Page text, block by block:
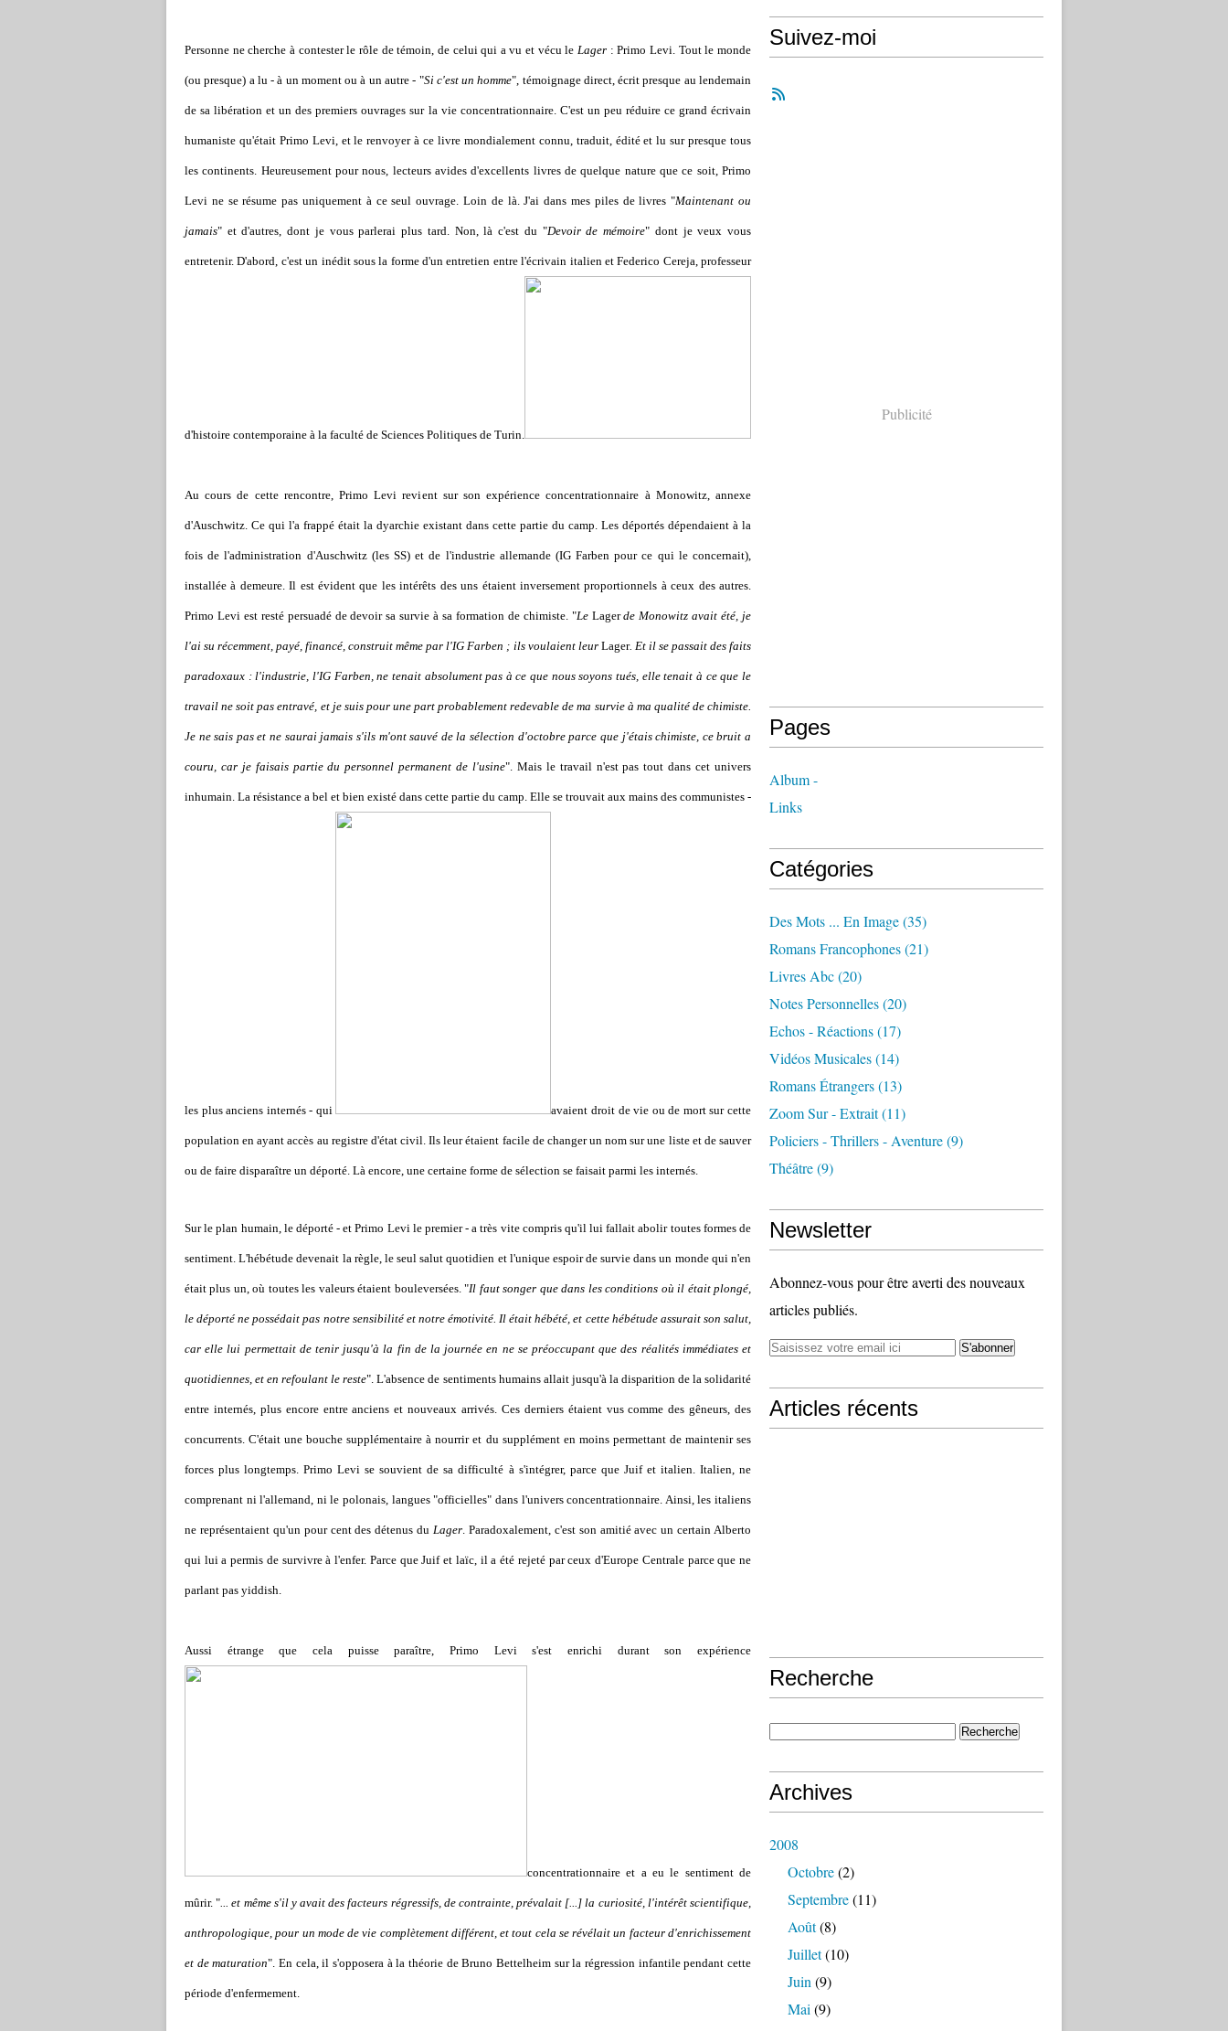
Personne ne cherche à contester le rôle de témoin, de celui qui a vu et vécu leLager : Primo Levi. Tout le monde
(ou presque) a lu - à un moment ou à un autre - "Si c'est un homme", témoignage direct, écrit presque au lendemain
de sa libération et un des premiers ouvrages sur la vie concentrationnaire. C'est un peu réduire ce grand écrivain
humaniste qu'était Primo Levi, et le renvoyer à ce livre mondialement connu, traduit, édité et lu sur presque tous
les continents. Heureusement pour nous, lecteurs avides d'excellents livres de quelque nature que ce soit, Primo
Levi ne se résume pas uniquement à ce seul ouvrage. Loin de là. J'ai dans mes piles de livres "Maintenant ou
jamais" et d'autres, dont je vous parlerai plus tard. Non, là c'est du "Devoir de mémoire" dont je veux vous
entretenir. D'abord, c'est un inédit sous la forme d'un entretien entre l'écrivain italien et Federico Cereja, professeur
d'histoire contemporaine à la faculté de Sciences Politiques de Turin.
Au cours de cette rencontre, Primo Levi revient sur son expérience concentrationnaire à Monowitz, annexe
d'Auschwitz. Ce qui l'a frappé était la dyarchie existant dans cette partie du camp. Les déportés dépendaient à la
fois de l'administration d'Auschwitz (les SS) et de l'industrie allemande (IG Farben pour ce qui le concernait),
installée à demeure. Il est évident que les intérêts des uns étaient inversement proportionnels à ceux des autres.
Primo Levi est resté persuadé de devoir sa survie à sa formation de chimiste. "LeLagerde Monowitz avait été, je
l'ai su récemment, payé, financé, construit même par l'IG Farben ; ils voulaient leurLager. Et il se passait des faits
paradoxaux : l'industrie, l'IG Farben, ne tenait absolument pas à ce que nous soyons tués, elle tenait à ce que le
travail ne soit pas entravé, et je suis pour une part probablement redevable de ma survie à ma qualité de chimiste.
Je ne sais pas et ne saurai jamais s'ils m'ont sauvé de la sélection d'octobre parce que j'étais chimiste, ce bruit a
couru, car je faisais partie du personnel permanent de l'usine". Mais le travail n'est pas tout dans cet univers
inhumain. La résistance a bel et bien existé dans cette partie du camp. Elle se trouvait aux mains des communistes -
les plus anciens internés - qui avaient droit de vie ou de mort sur cette
population en ayant accès au registre d'état civil. Ils leur étaient facile de changer un nom sur une liste et de sauver
ou de faire disparaître un déporté. Là encore, une certaine forme de sélection se faisait parmi les internés.
Sur le plan humain, le déporté - et Primo Levi le premier - a très vite compris qu'il lui fallait abolir toutes formes de
sentiment. L'hébétude devenait la règle, le seul salut quotidien et l'unique espoir de survie dans un monde qui n'en
était plus un, où toutes les valeurs étaient bouleversées. "Il faut songer que dans les conditions où il était plongé,
le déporté ne possédait pas notre sensibilité et notre émotivité. Il était hébété, et cette hébétude assurait son salut,
car elle lui permettait de tenir jusqu'à la fin de la journée en ne se préoccupant que des réalités immédiates et
quotidiennes, et en refoulant le reste". L'absence de sentiments humains allait jusqu'à la disparition de la solidarité
entre internés, plus encore entre anciens et nouveaux arrivés. Ces derniers étaient vus comme des gêneurs, des
concurrents. C'était une bouche supplémentaire à nourrir et du supplément en moins permettant de maintenir ses
forces plus longtemps. Primo Levi se souvient de sa difficulté à s'intégrer, parce que Juif et italien. Italien, ne
comprenant ni l'allemand, ni le polonais, langues "officielles" dans l'univers concentrationnaire. Ainsi, les italiens
ne représentaient qu'un pour cent des détenus du Lager. Paradoxalement, c'est son amitié avec un certain Alberto
qui lui a permis de survivre à l'enfer. Parce que Juif et laïc, il a été rejeté par ceux d'Europe Centrale parce que ne
parlant pas yiddish.
Aussi étrange que cela puisse paraître, Primo Levi s'est enrichi durant son expérience
concentrationnaire et a eu le sentiment de
mûrir. "... et même s'il y avait des facteurs régressifs, de contrainte, prévalait [...] la curiosité, l'intérêt scientifique,
anthropologique, pour un mode de vie complètement différent, et tout cela se révélait un facteur d'enrichissement
et de maturation". En cela, il s'opposera à la théorie de Bruno Bettelheim sur la régression infantile pendant cette
période d'enfermement.
Suivez-moi
Publicité
Pages
Album -
Links
Catégories
Des Mots ... En Image(35)
Romans Francophones(21)
Livres Abc(20)
Notes Personnelles(20)
Echos - Réactions(17)
Vidéos Musicales(14)
Romans Étrangers(13)
Zoom Sur - Extrait(11)
Policiers - Thrillers - Aventure(9)
Théâtre(9)
Newsletter
Abonnez-vous pour être averti des nouveaux
articles publiés.
Articles récents
Recherche
Archives
2008
Octobre(2)
Septembre(11)
Août(8)
Juillet(10)
Juin (9)
Mai (9)